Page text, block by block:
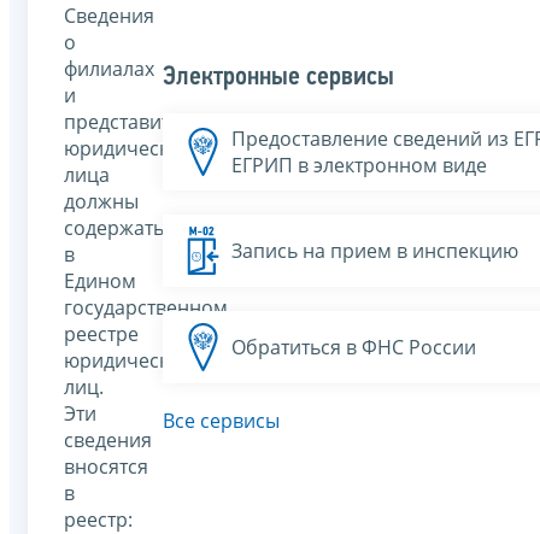
Сведения
о
филиалах
и
представительствах
юридического
лица
должны
содержаться
в
Едином
государственном
реестре
юридических
лиц.
Эти
сведения
вносятся
в
реестр:
Электронные сервисы
Предоставление сведений из
ЕГРИП в электронном виде
Запись на прием в инспекцию
Обратиться в ФНС России
Все сервисы